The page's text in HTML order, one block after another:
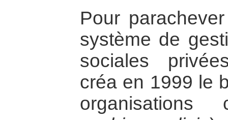
Pour
système de
sociales
créa en 1999 le
organisations